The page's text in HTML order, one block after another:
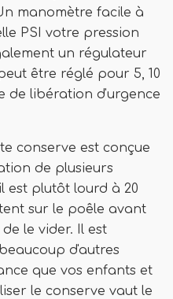
manomètre facile à
PSI votre pression
un régulateur
être réglé pour 5, 10
de libération d'urgence
conserve est conçue
de plusieurs
est plutôt lourd à 20
sur le poêle avant
le vider. Il est
d'autres
que vos enfants et
le conserve vaut le